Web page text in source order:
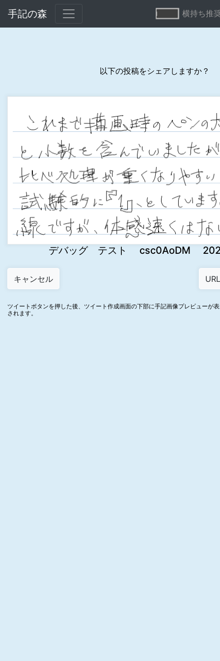
手記の森 横持ち推
以下の投稿をシェアしますか？
デバッグ テスト csc0AoDM
ツイートボタンを押した後、ツイート作成画面の下部に手記画像プレビューが
されます。